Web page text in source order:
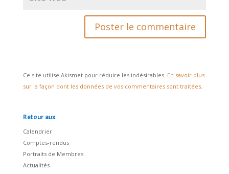
Ce site utilise Akismet pour réduire les indésirables. En savoir plus
sur la façon dont les données de vos commentaires sont traitées.
Retour aux…
Calendrier
Comptes-rendus
Portraits de Membres
Actualités